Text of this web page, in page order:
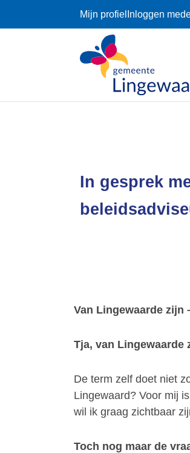
Mijn profiel Inloggen
In gesprek
Van Lingewaarde zijn
Tja, van
De term zelf doet niet
Lingewaard? Voor mij
wil ik graag zichtbaar
Toch nog maar de